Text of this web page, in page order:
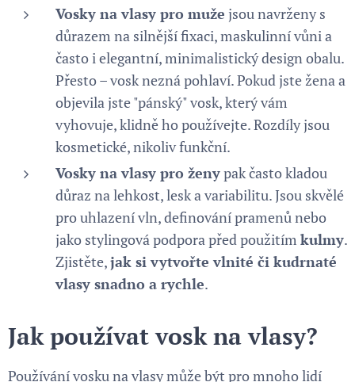
Vosky na vlasy pro muže jsou navrženy s
důrazem na silnější fixaci, maskulinní vůni a
často i elegantní, minimalistický design obalu.
Přesto – vosk nezná pohlaví. Pokud jste žena a
objevila jste "pánský" vosk, který vám
vyhovuje, klidně ho používejte. Rozdíly jsou
kosmetické, nikoliv funkční.
Vosky na vlasy pro ženypak často kladou
důraz na lehkost, lesk a variabilitu. Jsou skvělé
pro uhlazení vln, definování pramenů nebo
jako stylingová podpora před použitím kulmy.
Zjistěte,jak si vytvořte vlnité či kudrnaté
vlasy snadno a rychle.
Jak používat vosk na vlasy?
Používání vosku na vlasy může být pro mnoho lidí